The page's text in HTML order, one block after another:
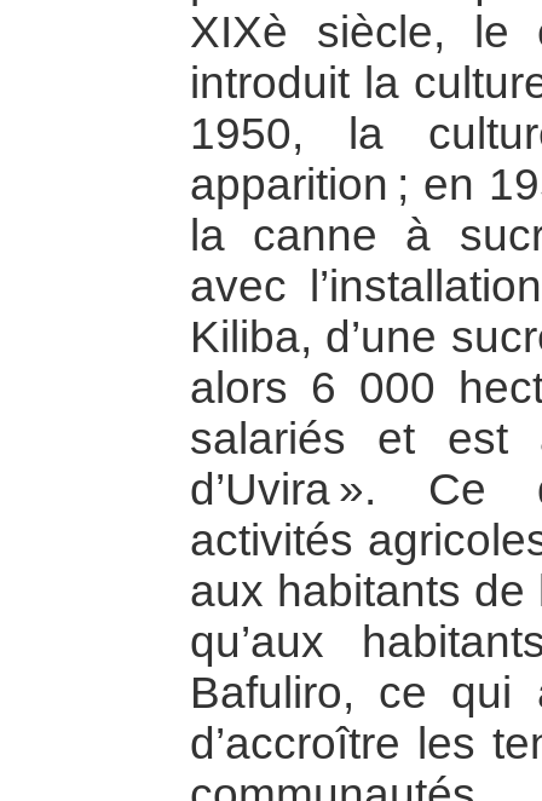
XIXè siècle, le
introduit la
1950, la
apparition ; en
la canne à
avec
Kiliba, d’une
alors 6 000
salariés et est
d’Uvira ». Ce
activités
aux habitants
qu’aux
Bafuliro, ce qui
d’accroître les